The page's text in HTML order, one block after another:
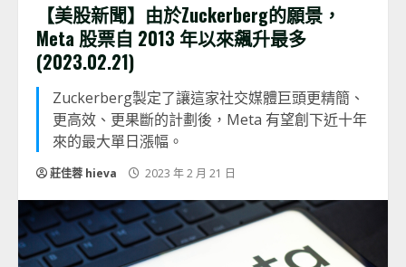
【美股新聞】由於Zuckerberg的願景，
Meta 股票自 2013 年以來飆升最多
(2023.02.21)
Zuckerberg製定了讓這家社交媒體巨頭更精簡、
更高效、更果斷的計劃後，Meta 有望創下近十年
來的最大單日漲幅。
莊佳蓉 hieva 2023 年 2 月 21 日